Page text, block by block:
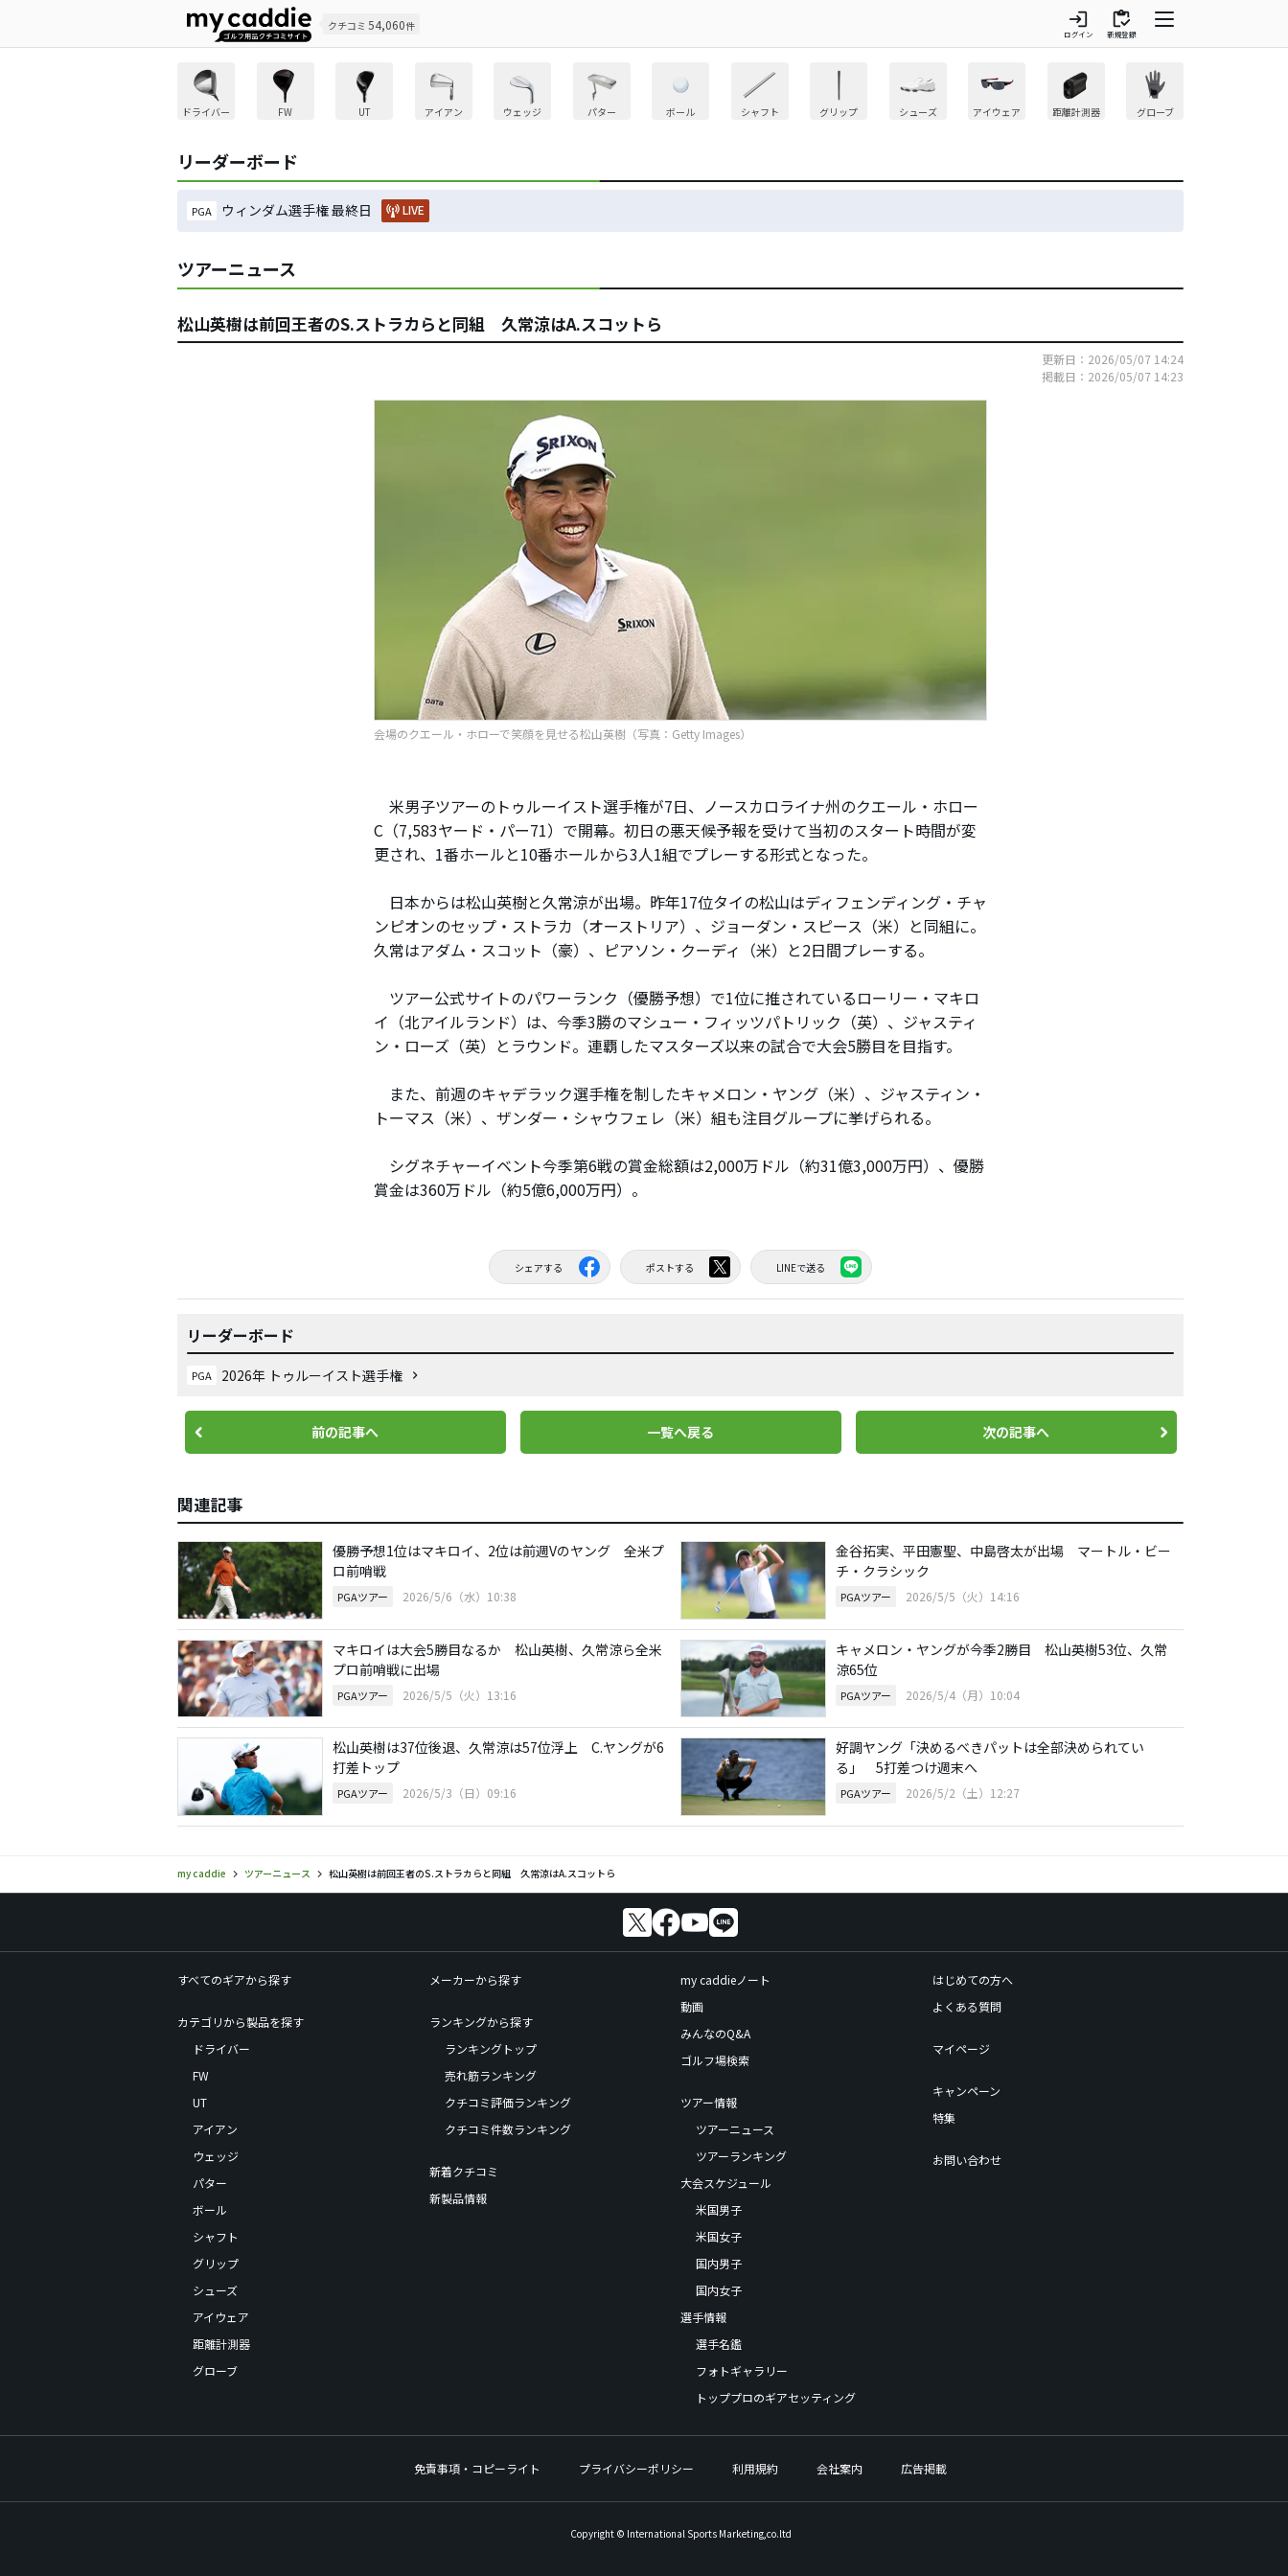
クチコミ 54,060件 login
ログイン
inventory
新規登録
ドライバー FW UT アイアン ウェッジ パター ボール シャフト グリップ シューズ アイウェア 距離計測器 グローブ
リーダーボード
PGA ウィンダム選手権 最終日 LIVE
ツアーニュース
松山英樹は前回王者のS.ストラカらと同組 久常涼はA.スコットら
更新日：2026/05/07 14:24
掲載日：2026/05/07 14:23
会場のクエール・ホローで笑顔を見せる松山英樹（写真：Getty Images）
米男子ツアーのトゥルーイスト選手権が7日、ノースカロライナ州のクエール・ホロー
C（7,583ヤード・パー71）で開幕。初日の悪天候予報を受けて当初のスタート時間が変
更され、1番ホールと10番ホールから3人1組でプレーする形式となった。
日本からは松山英樹と久常涼が出場。昨年17位タイの松山はディフェンディング・チャ
ンピオンのセップ・ストラカ（オーストリア）、ジョーダン・スピース（米）と同組に。
久常はアダム・スコット（豪）、ピアソン・クーディ（米）と2日間プレーする。
ツアー公式サイトのパワーランク（優勝予想）で1位に推されているローリー・マキロ
イ（北アイルランド）は、今季3勝のマシュー・フィッツパトリック（英）、ジャスティ
ン・ローズ（英）とラウンド。連覇したマスターズ以来の試合で大会5勝目を目指す。
また、前週のキャデラック選手権を制したキャメロン・ヤング（米）、ジャスティン・
トーマス（米）、ザンダー・シャウフェレ（米）組も注目グループに挙げられる。
シグネチャーイベント今季第6戦の賞金総額は2,000万ドル（約31億3,000万円）、優勝
賞金は360万ドル（約5億6,000万円）。
シェアする ポストする LINEで送る
リーダーボード
PGA 2026年 トゥルーイスト選手権
前の記事へ 一覧へ戻る 次の記事へ
関連記事
優勝予想1位はマキロイ、2位は前週Vのヤング 全米プ
ロ前哨戦
PGAツアー 2026/5/6（水）10:38
金谷拓実、平田憲聖、中島啓太が出場 マートル・ビー
チ・クラシック
PGAツアー 2026/5/5（火）14:16
マキロイは大会5勝目なるか 松山英樹、久常涼ら全米
プロ前哨戦に出場
PGAツアー 2026/5/5（火）13:16
キャメロン・ヤングが今季2勝目 松山英樹53位、久常
涼65位
PGAツアー 2026/5/4（月）10:04
松山英樹は37位後退、久常涼は57位浮上 C.ヤングが6
打差トップ
PGAツアー 2026/5/3（日）09:16
好調ヤング「決めるべきパットは全部決められてい
る」 5打差つけ週末へ
PGAツアー 2026/5/2（土）12:27
my caddie ツアーニュース 松山英樹は前回王者のS.ストラカらと同組 久常涼はA.スコットら
すべてのギアから探す
カテゴリから製品を探す
ドライバー
FW
UT
アイアン
ウェッジ
パター
ボール
シャフト
グリップ
シューズ
アイウェア
距離計測器
グローブ
メーカーから探す
ランキングから探す
ランキングトップ
売れ筋ランキング
クチコミ評価ランキング
クチコミ件数ランキング
新着クチコミ
新製品情報
my caddieノート
動画
みんなのQ&A
ゴルフ場検索
ツアー情報
ツアーニュース
ツアーランキング
大会スケジュール
米国男子
米国女子
国内男子
国内女子
選手情報
選手名鑑
フォトギャラリー
トッププロのギアセッティング
はじめての方へ
よくある質問
マイページ
キャンペーン
特集
お問い合わせ
免責事項・コピーライト プライバシーポリシー 利用規約 会社案内 広告掲載
Copyright © International Sports Marketing,co.ltd